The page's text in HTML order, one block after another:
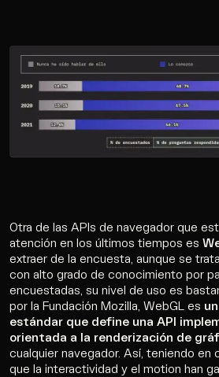
Otra de las APIs de navegador que
atención en los últimos tiempos es
extraer de la encuesta, aunque se
con alto grado de conocimiento por
encuestadas, su nivel de uso es
por la Fundación Mozilla, WebGL es
estándar que define una API
orientada a la renderización de
cualquier navegador. Así, teniendo en
que la interactividad y el motion han